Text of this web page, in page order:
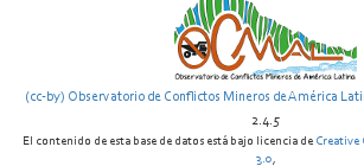
(cc-by) Observatorio de Conflictos Mineros de América
2.4.5
El contenido de esta base de datos está bajo licencia de Creative
3.0,